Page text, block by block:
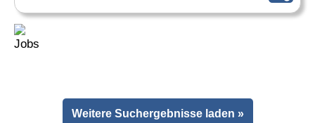
Weitere Suchergebnisse laden »